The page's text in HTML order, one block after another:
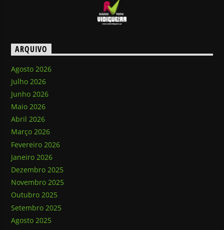
ARQUIVO
Agosto 2026
Julho 2026
Junho 2026
Maio 2026
Abril 2026
Março 2026
Fevereiro 2026
Janeiro 2026
Dezembro 2025
Novembro 2025
Outubro 2025
Setembro 2025
Agosto 2025